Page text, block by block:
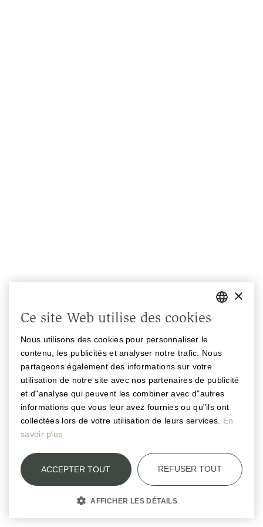
×
Ce site Web utilise des cookies
Nous utilisons des cookies pour personnaliser le
contenu, les publicités et analyser notre trafic. Nous
partageons également des informations sur votre
utilisation de notre site avec nos partenaires de publicité
et d"analyse qui peuvent les combiner avec d"autres
informations que vous leur avez fournies ou qu"ils ont
collectées lors de votre utilisation de leurs services.
En
savoir plus
ACCEPTER TOUT REFUSER TOUT
AFFICHER LES DÉTAILS